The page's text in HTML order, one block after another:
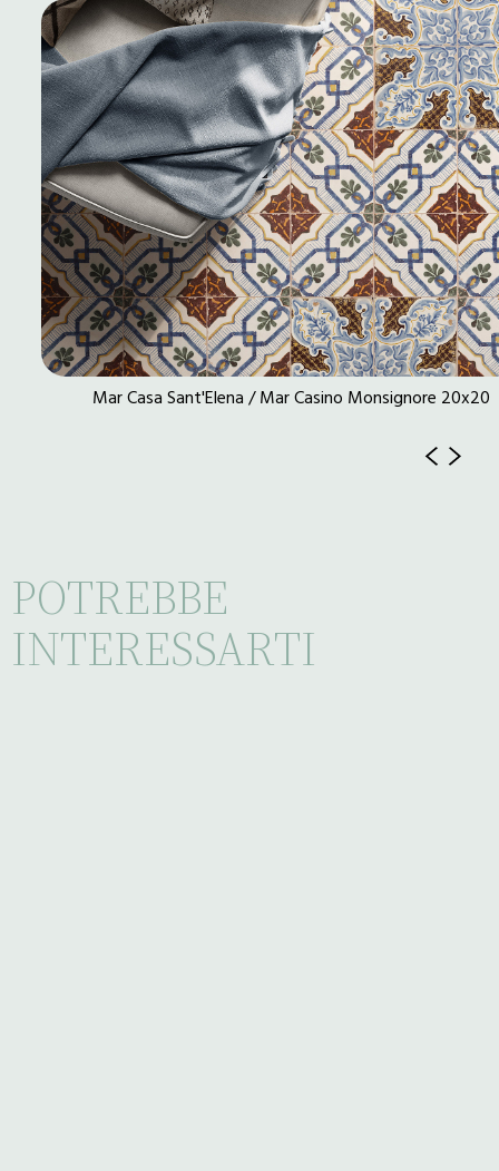
Mar Casa Sant'Elena / Mar Casino Monsignore 20x20
POTREBBE
INTERESSARTI